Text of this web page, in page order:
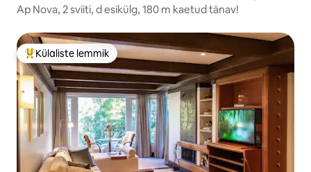
Ap Nova, 2 sviiti, d esikülg, 180 m kaetud tänav!
Külaliste suur lemmik
Külaliste lemmik